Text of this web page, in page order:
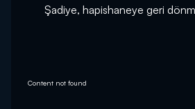
Şadiye, hapishaneye geri
Content not found